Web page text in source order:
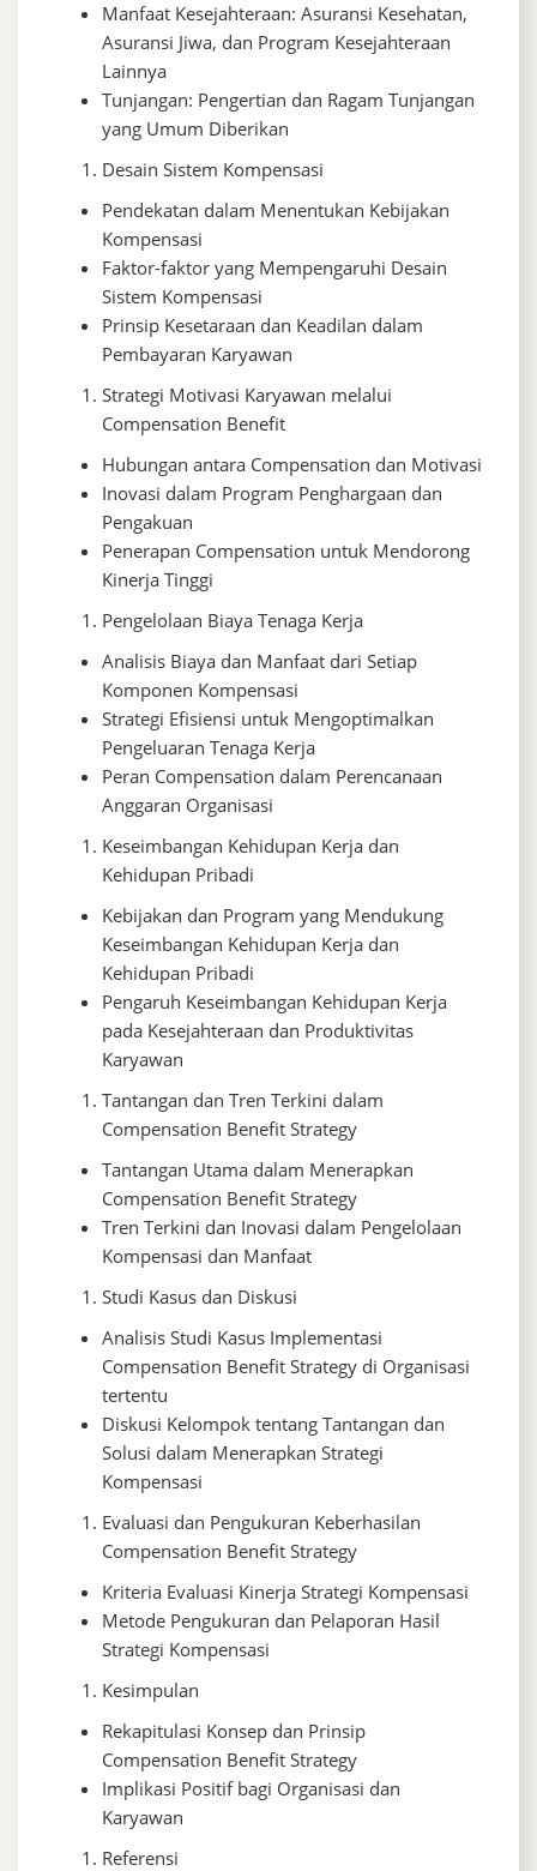
Manfaat Kesejahteraan: Asuransi Kesehatan,
Asuransi Jiwa, dan Program Kesejahteraan
Lainnya
Tunjangan: Pengertian dan Ragam Tunjangan
yang Umum Diberikan
Desain Sistem Kompensasi
Pendekatan dalam Menentukan Kebijakan
Kompensasi
Faktor-faktor yang Mempengaruhi Desain
Sistem Kompensasi
Prinsip Kesetaraan dan Keadilan dalam
Pembayaran Karyawan
Strategi Motivasi Karyawan melalui
Compensation Benefit
Hubungan antara Compensation dan Motivasi
Inovasi dalam Program Penghargaan dan
Pengakuan
Penerapan Compensation untuk Mendorong
Kinerja Tinggi
Pengelolaan Biaya Tenaga Kerja
Analisis Biaya dan Manfaat dari Setiap
Komponen Kompensasi
Strategi Efisiensi untuk Mengoptimalkan
Pengeluaran Tenaga Kerja
Peran Compensation dalam Perencanaan
Anggaran Organisasi
Keseimbangan Kehidupan Kerja dan
Kehidupan Pribadi
Kebijakan dan Program yang Mendukung
Keseimbangan Kehidupan Kerja dan
Kehidupan Pribadi
Pengaruh Keseimbangan Kehidupan Kerja
pada Kesejahteraan dan Produktivitas
Karyawan
Tantangan dan Tren Terkini dalam
Compensation Benefit Strategy
Tantangan Utama dalam Menerapkan
Compensation Benefit Strategy
Tren Terkini dan Inovasi dalam Pengelolaan
Kompensasi dan Manfaat
Studi Kasus dan Diskusi
Analisis Studi Kasus Implementasi
Compensation Benefit Strategy di Organisasi
tertentu
Diskusi Kelompok tentang Tantangan dan
Solusi dalam Menerapkan Strategi
Kompensasi
Evaluasi dan Pengukuran Keberhasilan
Compensation Benefit Strategy
Kriteria Evaluasi Kinerja Strategi Kompensasi
Metode Pengukuran dan Pelaporan Hasil
Strategi Kompensasi
Kesimpulan
Rekapitulasi Konsep dan Prinsip
Compensation Benefit Strategy
Implikasi Positif bagi Organisasi dan
Karyawan
Referensi